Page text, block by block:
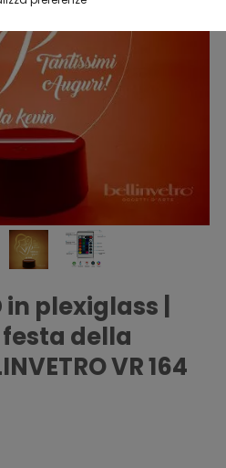
plexiglass |
festa della
VR 164